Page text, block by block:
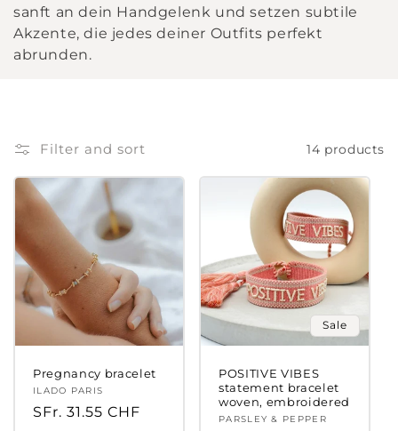
sanft an dein Handgelenk und setzen subtile
Akzente, die jedes deiner Outfits perfekt
abrunden.
Filter and sort 14 products
Pregnancy bracelet
Vendor:
ILADO PARIS
Regular
SFr. 31.55 CHF
Sale
POSITIVE VIBES
statement bracelet
woven, embroidered
Vendor:
PARSLEY & PEPPER